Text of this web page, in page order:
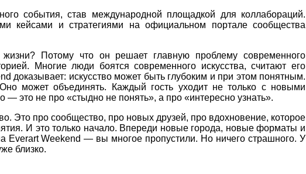
события, став международной площадкой для коллабораций.
кейсами и стратегиями на официальном портале сообщества
Потому что он решает главную проблему современного
Многие люди боятся современного искусства, считают его
искусство может быть глубоким и при этом понятным.
может объединять. Каждый гость уходит не только с новыми
это не про «стыдно не понять», а про «интересно узнать».
Это про сообщество, про новых друзей, про вдохновение, которое
И это только начало. Впереди новые города, новые форматы и
Weekend — вы многое пропустили. Но ничего страшного. У
близко.